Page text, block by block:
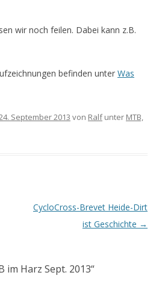
wir noch feilen. Dabei kann z.B.
befinden unter Was
September 2013 von Ralfunter MTB,
CycloCross-Brevet Heide-Dirt
ist Geschichte →
im Harz Sept. 2013“